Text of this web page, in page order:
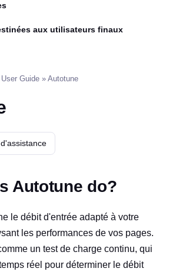
aux utilisateurs finaux
User Guide » Autotune
Autotune do?
le débit d'entrée adapté à votre
les performances de vos pages.
un test de charge continu, qui
réel pour déterminer le débit